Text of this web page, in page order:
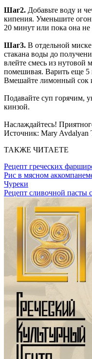
Шаг2. Добавьте воду и
кипения. Уменьшите
20 минут или пока она не
Шаг3. В отдельной
стакана воды до
влейте смесь из нутовой
помешивая. Варить еще 5
Вмешайте лимонный сок
Подавайте суп горячим,
кинзой.
Наслаждайтесь!
Источник: Mary Avdalyan
ТАКЖЕ ЧИТАЕТЕ
Рецепт греческих
Рис в мясном
Чуреки
Рецепт сливочной пасты